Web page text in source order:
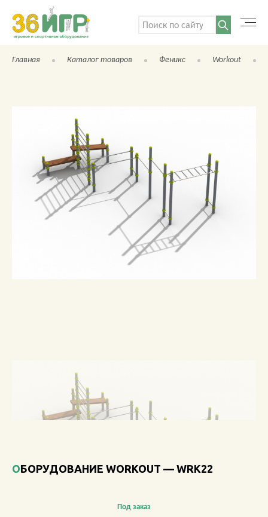
КАТАЛОГ ТОВАРОВ
ПРОЕКТЫ
Поиск:
Главная Каталог товаров Феникс Workout
ОБОРУДОВАНИЕ WORKOUT — WRK22
Под заказ